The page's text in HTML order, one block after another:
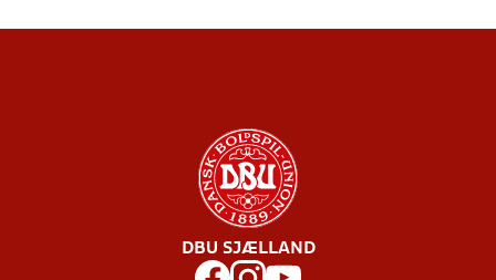
DBU SJÆLLAND